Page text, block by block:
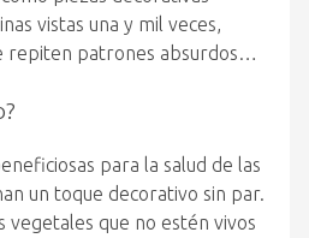
vistas una y mil veces,
repiten patrones absurdos…
para la salud de las
un toque decorativo sin par.
que no estén vivos